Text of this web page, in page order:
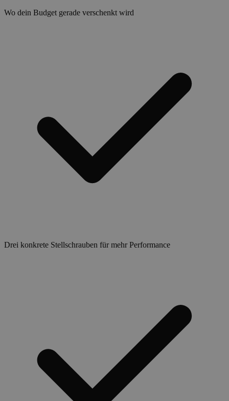
Wo dein Budget gerade verschenkt wird
Drei konkrete Stellschrauben für mehr Performance